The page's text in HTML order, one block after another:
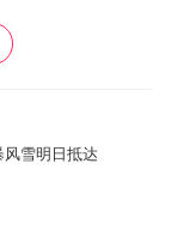
揭开滑雪的神秘
点赞➕关注
雪明日抵达